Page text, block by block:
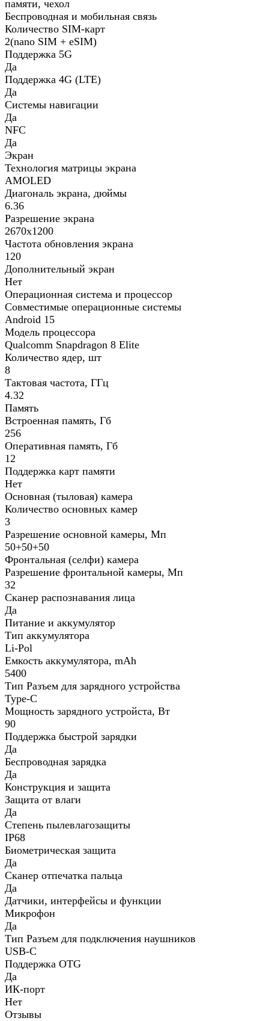
памяти, чехол
Беспроводная и мобильная связь
Количество SIM-карт
2(nano SIM + eSIM)
Поддержка 5G
Да
Поддержка 4G (LTE)
Да
Системы навигации
Да
NFC
Да
Экран
Технология матрицы экрана
AMOLED
Диагональ экрана, дюймы
6.36
Разрешение экрана
2670x1200
Частота обновления экрана
120
Дополнительный экран
Нет
Операционная система и процессор
Совместимые операционные системы
Android 15
Модель процессора
Qualcomm Snapdragon 8 Elite
Количество ядер, шт
8
Тактовая частота, ГГц
4.32
Память
Встроенная память, Гб
256
Оперативная память, Гб
12
Поддержка карт памяти
Нет
Основная (тыловая) камера
Количество основных камер
3
Разрешение основной камеры, Мп
50+50+50
Фронтальная (селфи) камера
Разрешение фронтальной камеры, Мп
32
Сканер распознавания лица
Да
Питание и аккумулятор
Тип аккумулятора
Li-Pol
Емкость аккумулятора, mAh
5400
Тип Разъем для зарядного устройства
Type-C
Мощность зарядного устройста, Вт
90
Поддержка быстрой зарядки
Да
Беспроводная зарядка
Да
Конструкция и защита
Защита от влаги
Да
Степень пылевлагозащиты
IP68
Биометрическая защита
Да
Сканер отпечатка пальца
Да
Датчики, интерфейсы и функции
Микрофон
Да
Тип Разъем для подключения наушников
USB-C
Поддержка OTG
Да
ИК-порт
Нет
Отзывы